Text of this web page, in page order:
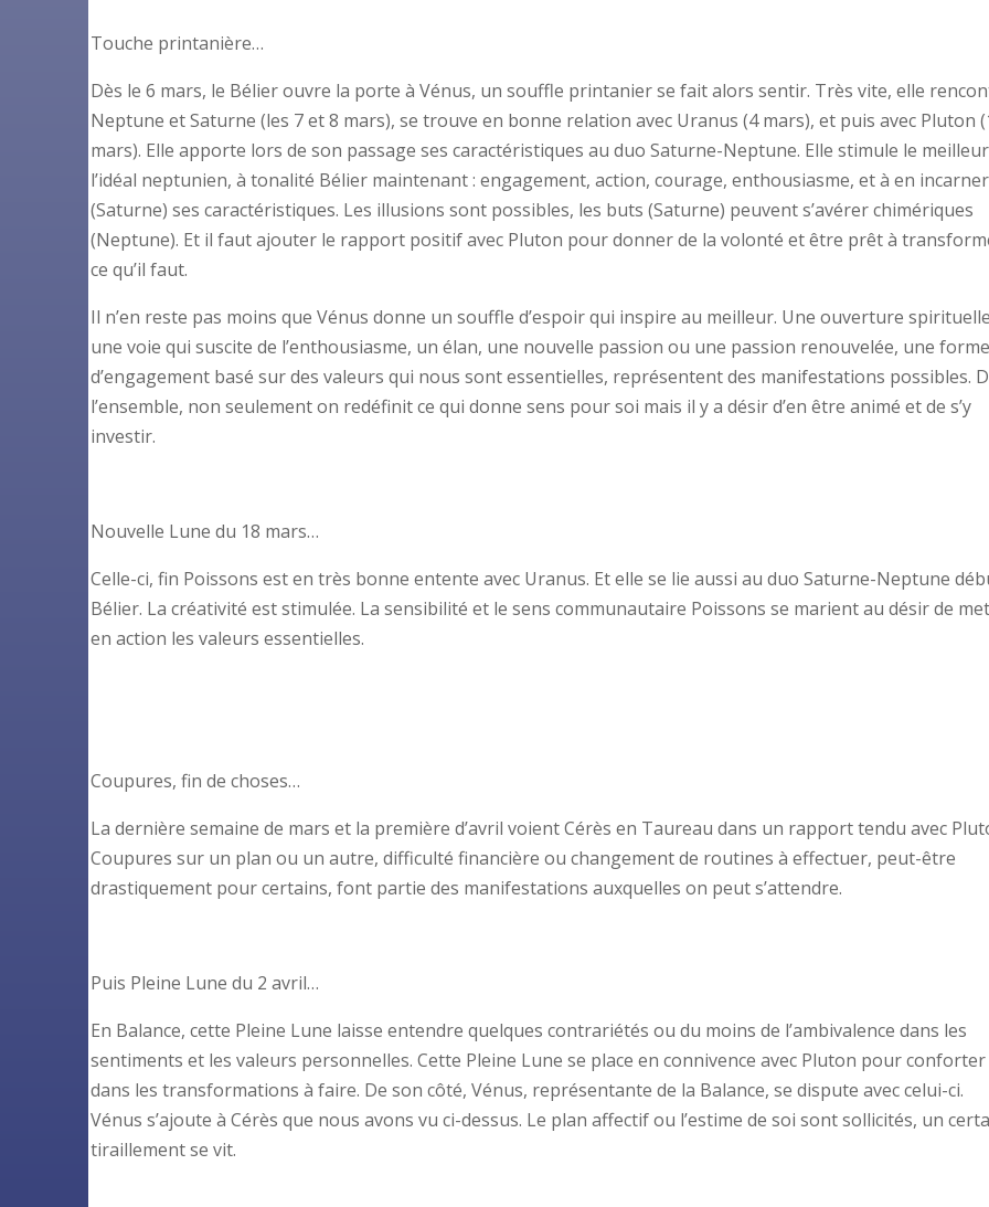
Touche printanière…
Dès le 6 mars, le Bélier ouvre la porte à Vénus, un souffle printanier se fait alors sentir. Très vite, elle
Neptune et Saturne (les 7 et 8 mars), se trouve en bonne relation avec Uranus (4 mars), et puis avec Pluton
mars). Elle apporte lors de son passage ses caractéristiques au duo Saturne-Neptune. Elle stimule le
l’idéal neptunien, à tonalité Bélier maintenant : engagement, action, courage, enthousiasme, et à en incarner
(Saturne) ses caractéristiques. Les illusions sont possibles, les buts (Saturne) peuvent s’avérer chimériques
(Neptune). Et il faut ajouter le rapport positif avec Pluton pour donner de la volonté et être prêt à
ce qu’il faut.
Il n’en reste pas moins que Vénus donne un souffle d’espoir qui inspire au meilleur. Une ouverture
une voie qui suscite de l’enthousiasme, un élan, une nouvelle passion ou une passion renouvelée, une forme
d’engagement basé sur des valeurs qui nous sont essentielles, représentent des manifestations possibles.
l’ensemble, non seulement on redéfinit ce qui donne sens pour soi mais il y a désir d’en être animé et de s’y
investir.
Nouvelle Lune du 18 mars…
Celle-ci, fin Poissons est en très bonne entente avec Uranus. Et elle se lie aussi au duo Saturne-Neptune
Bélier. La créativité est stimulée. La sensibilité et le sens communautaire Poissons se marient au désir de
en action les valeurs essentielles.
Coupures, fin de choses…
La dernière semaine de mars et la première d’avril voient Cérès en Taureau dans un rapport tendu avec
Coupures sur un plan ou un autre, difficulté financière ou changement de routines à effectuer, peut-être
drastiquement pour certains, font partie des manifestations auxquelles on peut s’attendre.
Puis Pleine Lune du 2 avril…
En Balance, cette Pleine Lune laisse entendre quelques contrariétés ou du moins de l’ambivalence dans les
sentiments et les valeurs personnelles. Cette Pleine Lune se place en connivence avec Pluton pour conforter
dans les transformations à faire. De son côté, Vénus, représentante de la Balance, se dispute avec celui-ci.
Vénus s’ajoute à Cérès que nous avons vu ci-dessus. Le plan affectif ou l’estime de soi sont sollicités, un
tiraillement se vit.